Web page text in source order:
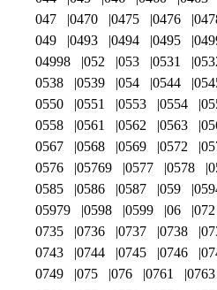
047
0470 0475 0476
049
0493 0494 0495
04998
052 053 0531
0538
0539 054 0544
0550
0551 0553 0554
0558
0561 0562 0563
0567
0568 0569 0572
0576
05769 0577 0578
0585
0586 0587 059
05979
0598 0599 06 072
0735
0736 0737 0738
0743
0744 0745 0746
0749
075 076 0761 0763